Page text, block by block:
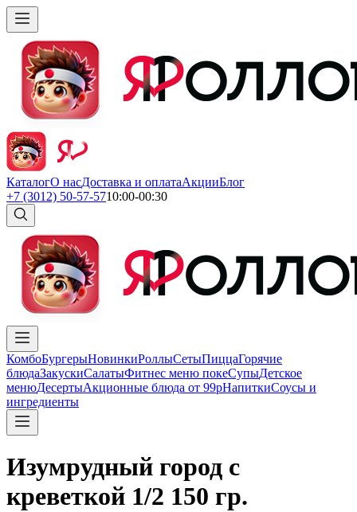
КаталогО насДоставка и оплатаАкцииБлог
+7 (3012) 50-57-5710:00-00:30
КомбоБургерыНовинкиРоллыСетыПиццаГорячие
блюдаЗакускиСалатыФитнес меню покеСупыДетское
менюДесертыАкционные блюда от 99рНапиткиСоусы и
ингредиенты
Изумрудный город с
креветкой 1/2 150 гр.